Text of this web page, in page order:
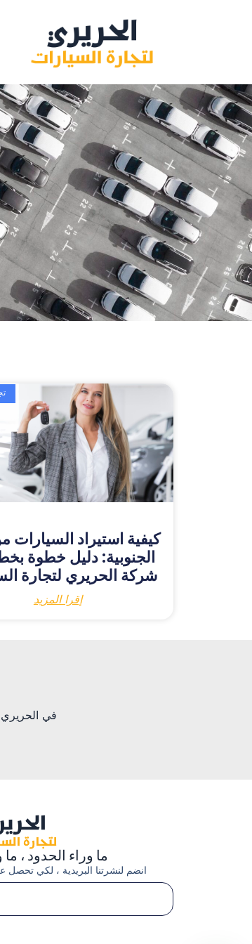
كيفية استيراد السيارات
الجنوبية: دليل خطوة
شركة الحريري لتجارة
إقرا المزيد
ما وراء الحدود ،
انضم لنشرتنا البريدية ، لكي تحصل